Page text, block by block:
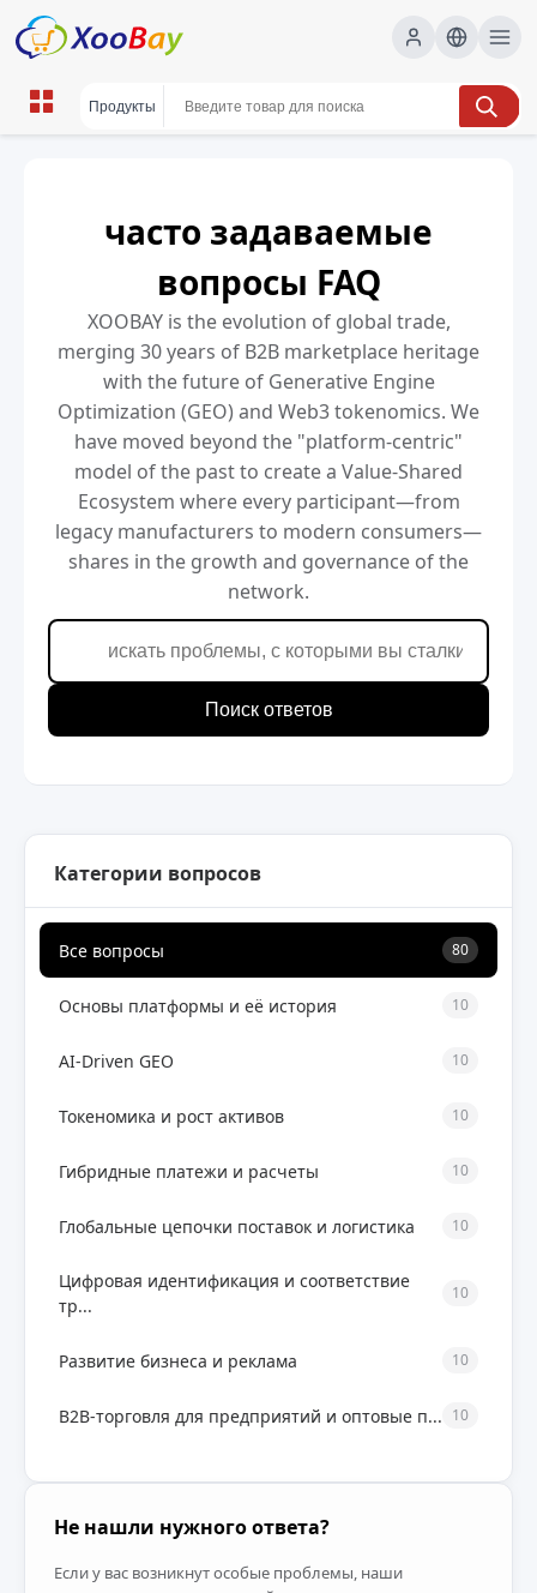
часто задаваемые
вопросы FAQ
XOOBAY is the evolution of global trade,
merging 30 years of B2B marketplace heritage
with the future of Generative Engine
Optimization (GEO) and Web3 tokenomics. We
have moved beyond the "platform-centric"
model of the past to create a Value-Shared
Ecosystem where every participant—from
legacy manufacturers to modern consumers—
shares in the growth and governance of the
network.
Поиск ответов
Категории вопросов
Все вопросы 80
Основы платформы и её история 10
AI-Driven GEO 10
Токеномика и рост активов 10
Гибридные платежи и расчеты 10
Глобальные цепочки поставок и логистика 10
Цифровая идентификация и соответствие
тр...
10
Развитие бизнеса и реклама 10
B2B-торговля для предприятий и оптовые п... 10
Не нашли нужного ответа?
Если у вас возникнут особые проблемы, наши